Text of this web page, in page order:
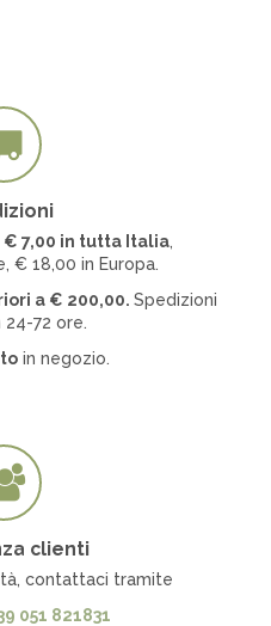
€ 7,00 in tutta Italia,
€ 18,00 in Europa.
a € 200,00. Spedizioni
24-72 ore.
in negozio.
clienti
contattaci tramite
051 821831